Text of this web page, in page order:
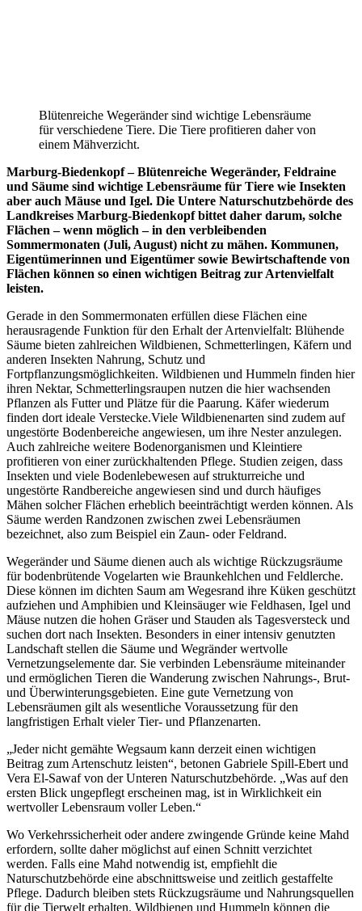
Blütenreiche Wegeränder sind wichtige Lebensräume
für verschiedene Tiere. Die Tiere profitieren daher von
einem Mähverzicht.
Marburg-Biedenkopf – Blütenreiche Wegeränder, Feldraine
und Säume sind wichtige Lebensräume für Tiere wie Insekten
aber auch Mäuse und Igel. Die Untere Naturschutzbehörde des
Landkreises Marburg-Biedenkopf bittet daher darum, solche
Flächen – wenn möglich – in den verbleibenden
Sommermonaten (Juli, August) nicht zu mähen. Kommunen,
Eigentümerinnen und Eigentümer sowie Bewirtschaftende von
Flächen können so einen wichtigen Beitrag zur Artenvielfalt
leisten.
Gerade in den Sommermonaten erfüllen diese Flächen eine
herausragende Funktion für den Erhalt der Artenvielfalt: Blühende
Säume bieten zahlreichen Wildbienen, Schmetterlingen, Käfern und
anderen Insekten Nahrung, Schutz und
Fortpflanzungsmöglichkeiten. Wildbienen und Hummeln finden hier
ihren Nektar, Schmetterlingsraupen nutzen die hier wachsenden
Pflanzen als Futter und Plätze für die Paarung. Käfer wiederum
finden dort ideale Verstecke.Viele Wildbienenarten sind zudem auf
ungestörte Bodenbereiche angewiesen, um ihre Nester anzulegen.
Auch zahlreiche weitere Bodenorganismen und Kleintiere
profitieren von einer zurückhaltenden Pflege. Studien zeigen, dass
Insekten und viele Bodenlebewesen auf strukturreiche und
ungestörte Randbereiche angewiesen sind und durch häufiges
Mähen solcher Flächen erheblich beeinträchtigt werden können. Als
Säume werden Randzonen zwischen zwei Lebensräumen
bezeichnet, also zum Beispiel ein Zaun- oder Feldrand.
Wegeränder und Säume dienen auch als wichtige Rückzugsräume
für bodenbrütende Vogelarten wie Braunkehlchen und Feldlerche.
Diese können im dichten Saum am Wegesrand ihre Küken geschützt
aufziehen und Amphibien und Kleinsäuger wie Feldhasen, Igel und
Mäuse nutzen die hohen Gräser und Stauden als Tagesversteck und
suchen dort nach Insekten. Besonders in einer intensiv genutzten
Landschaft stellen die Säume und Wegränder wertvolle
Vernetzungselemente dar. Sie verbinden Lebensräume miteinander
und ermöglichen Tieren die Wanderung zwischen Nahrungs-, Brut-
und Überwinterungsgebieten. Eine gute Vernetzung von
Lebensräumen gilt als wesentliche Voraussetzung für den
langfristigen Erhalt vieler Tier- und Pflanzenarten.
„Jeder nicht gemähte Wegsaum kann derzeit einen wichtigen
Beitrag zum Artenschutz leisten“, betonen Gabriele Spill-Ebert und
Vera El-Sawaf von der Unteren Naturschutzbehörde. „Was auf den
ersten Blick ungepflegt erscheinen mag, ist in Wirklichkeit ein
wertvoller Lebensraum voller Leben.“
Wo Verkehrssicherheit oder andere zwingende Gründe keine Mahd
erfordern, sollte daher möglichst auf einen Schnitt verzichtet
werden. Falls eine Mahd notwendig ist, empfiehlt die
Naturschutzbehörde eine abschnittsweise und zeitlich gestaffelte
Pflege. Dadurch bleiben stets Rückzugsräume und Nahrungsquellen
für die Tierwelt erhalten. Wildbienen und Hummeln können die